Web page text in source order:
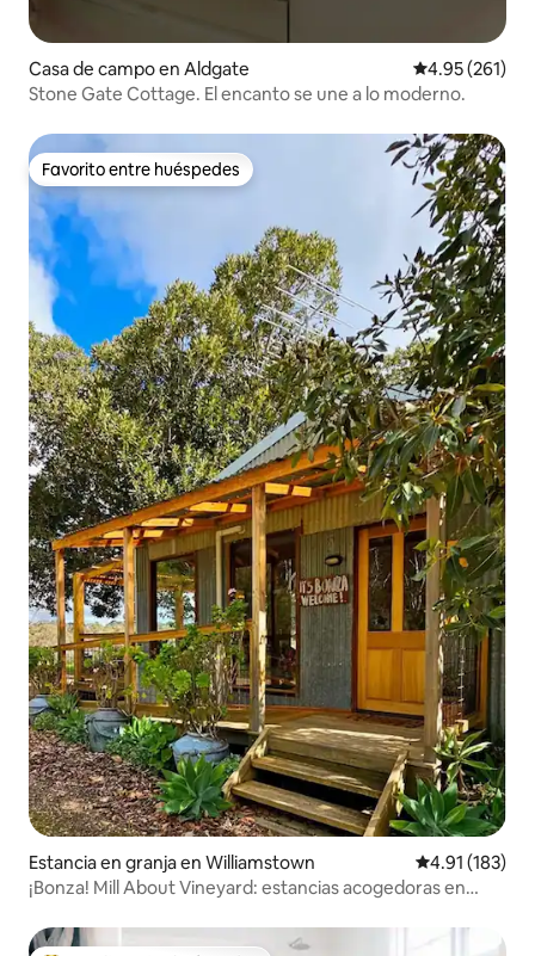
Casa de campo en Aldgate Calificación
4.95 (261)
Stone Gate Cottage. El encanto se une a lo moderno.
Favorito entre huéspedes
Favorito entre huéspedes
Estancia en granja en Williamstown Calificación
4.91 (183)
¡Bonza! Mill About Vineyard: estancias acogedoras en